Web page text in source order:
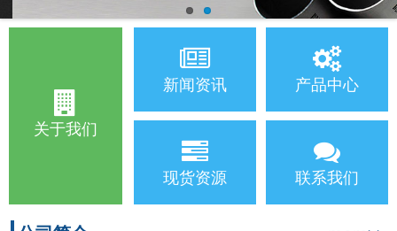
关于我们
新闻资讯 产品中心
现货资源 联系我们